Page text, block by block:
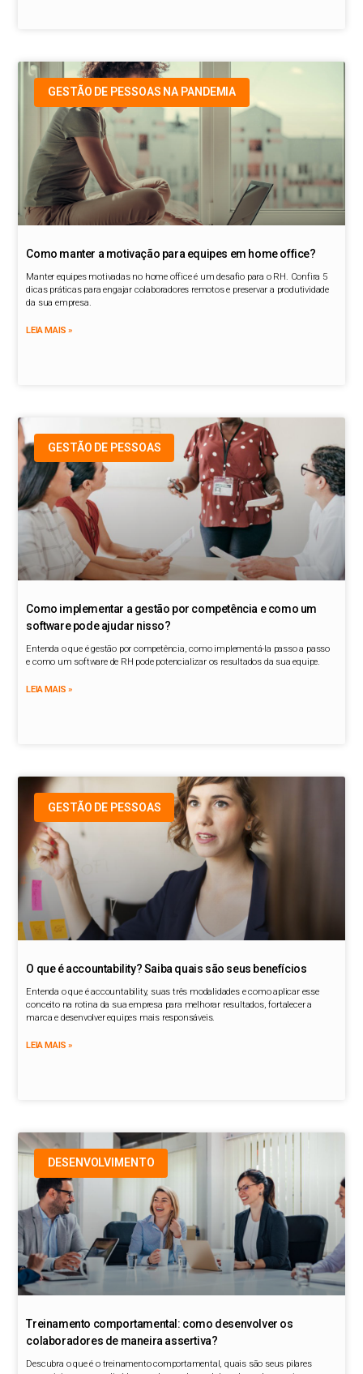
GESTÃO DE PESSOAS NA PANDEMIA
Como manter a motivação para equipes em home office?
Manter equipes motivadas no home office é um desafio para o RH. Confira 5
dicas práticas para engajar colaboradores remotos e preservar a produtividade
da sua empresa.
LEIA MAIS »
GESTÃO DE PESSOAS
Como implementar a gestão por competência e como um
software pode ajudar nisso?
Entenda o que é gestão por competência, como implementá-la passo a passo
e como um software de RH pode potencializar os resultados da sua equipe.
LEIA MAIS »
GESTÃO DE PESSOAS
O que é accountability? Saiba quais são seus benefícios
Entenda o que é accountability, suas três modalidades e como aplicar esse
conceito na rotina da sua empresa para melhorar resultados, fortalecer a
marca e desenvolver equipes mais responsáveis.
LEIA MAIS »
DESENVOLVIMENTO
Treinamento comportamental: como desenvolver os
colaboradores de maneira assertiva?
Descubra o que é o treinamento comportamental, quais são seus pilares